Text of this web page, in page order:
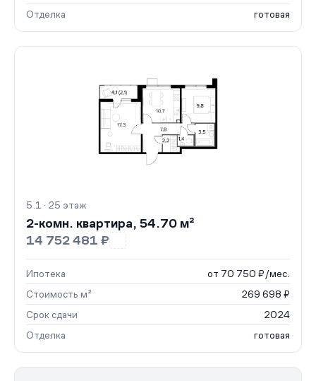
Отделка готовая
5.1 · 25 этаж
2-комн. квартира, 54.70 м²
14 752 481 ₽
Ипотека
от 70 750 ₽/мес.
Стоимость м²
269 698 ₽
Срок сдачи
2024
Отделка
готовая